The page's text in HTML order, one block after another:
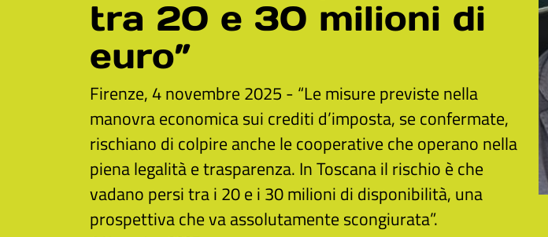
tra 20 e 30 milioni di
euro”
Firenze, 4 novembre 2025 - “Le misure previste nella
manovra economica sui crediti d’imposta, se confermate,
rischiano di colpire anche le cooperative che operano nella
piena legalità e trasparenza. In Toscana il rischio è che
vadano persi tra i 20 e i 30 milioni di disponibilità, una
prospettiva che va assolutamente scongiurata”.